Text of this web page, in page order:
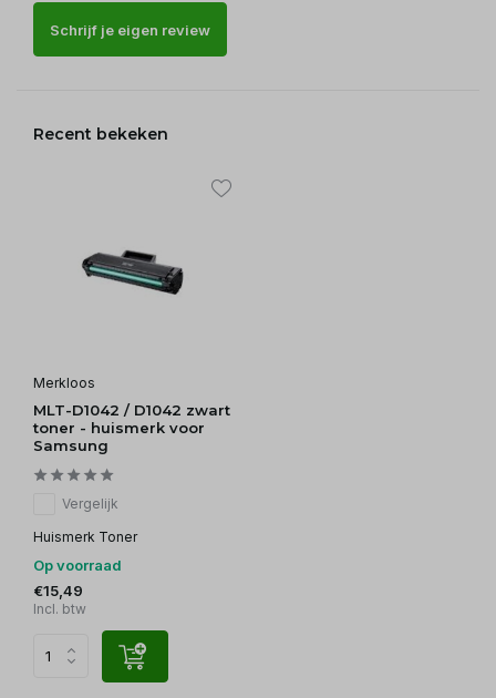
Schrijf je eigen review
Recent bekeken
Merkloos
MLT-D1042 / D1042 zwart
toner - huismerk voor
Samsung
Vergelijk
Huismerk Toner
Op voorraad
€15,49
Incl. btw